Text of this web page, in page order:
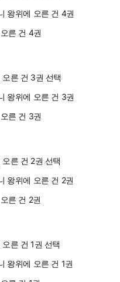
른 건 4권
른 건 3권 선택
른 건 3권
른 건 2권 선택
른 건 2권
른 건 1권 선택